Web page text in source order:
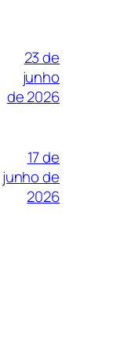
23 de
junho
de 2026
17 de
junho de
2026